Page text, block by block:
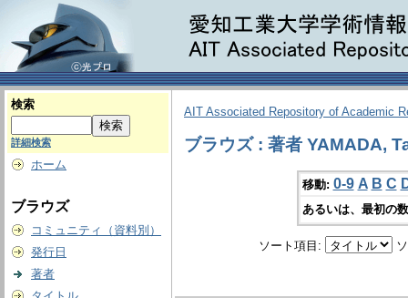
検索
詳細検索
ホーム
ブラウズ
コミュニティ（資料別）
発行日
著者
AIT Associated Repository of Academic
ブラウズ : 著者 YAMADA,
移動: 0-9 A B C
あるいは、最初の
ソート項目: